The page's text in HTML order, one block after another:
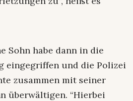
Sohn habe dann in die
eingegriffen und die Polizei
zusammen mit seiner
überwältigen. “Hierbei